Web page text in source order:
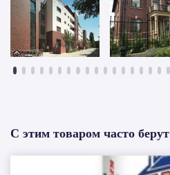
С этим товаром часто берут